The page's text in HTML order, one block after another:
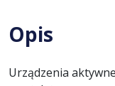
Opis
Urządzenia